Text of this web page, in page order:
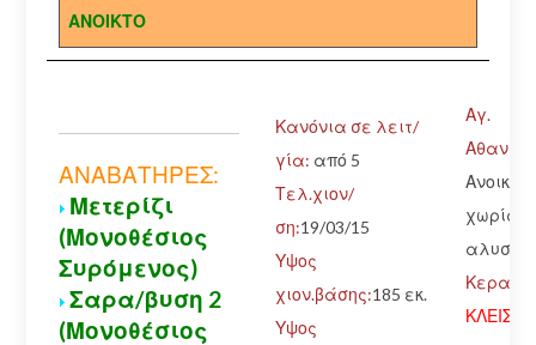
ΑΝΟΙΚΤΟ
ΑΝΑΒΑΤΗΡΕΣ:
Μετερίζι
(Μονοθέσιος
Συρόμενος)
Σαρα/βυση 2
(Μονοθέσιος
Κανόνια σε λειτ/
γία: από 5
Τελ.χιον/
ση:19/03/15
Υψος
χιον.βάσης:185 εκ.
Υψος
Αγ.
Ανοικτός
χωρίς